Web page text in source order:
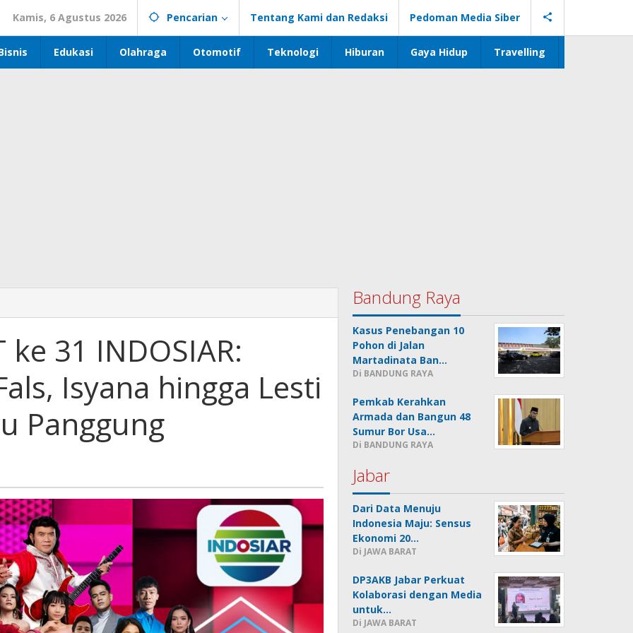
Kamis, 6 Agustus 2026 Pencarian Tentang Kami dan Redaksi Pedoman Media Siber
Edukasi Olahraga Otomotif Teknologi Hiburan Gaya Hidup Travelling
31 INDOSIAR:
Isyana hingga Lesti
Panggung
Bandung Raya
Kasus Penebangan 10
Pohon di Jalan
Martadinata Ban…
Di BANDUNG RAYA
Pemkab Kerahkan
Armada dan Bangun 48
Sumur Bor Usa…
Di BANDUNG RAYA
Jabar
Dari Data Menuju
Indonesia Maju: Sensus
Ekonomi 20…
Di JAWA BARAT
DP3AKB Jabar Perkuat
Kolaborasi dengan Media
untuk…
Di JAWA BARAT